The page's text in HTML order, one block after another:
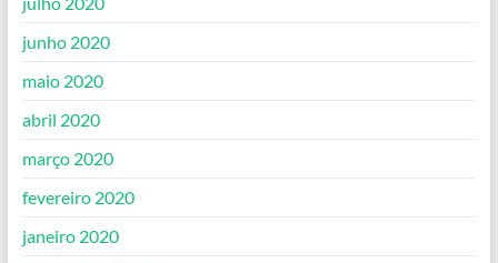
junho 2020
maio 2020
abril 2020
março 2020
fevereiro 2020
janeiro 2020